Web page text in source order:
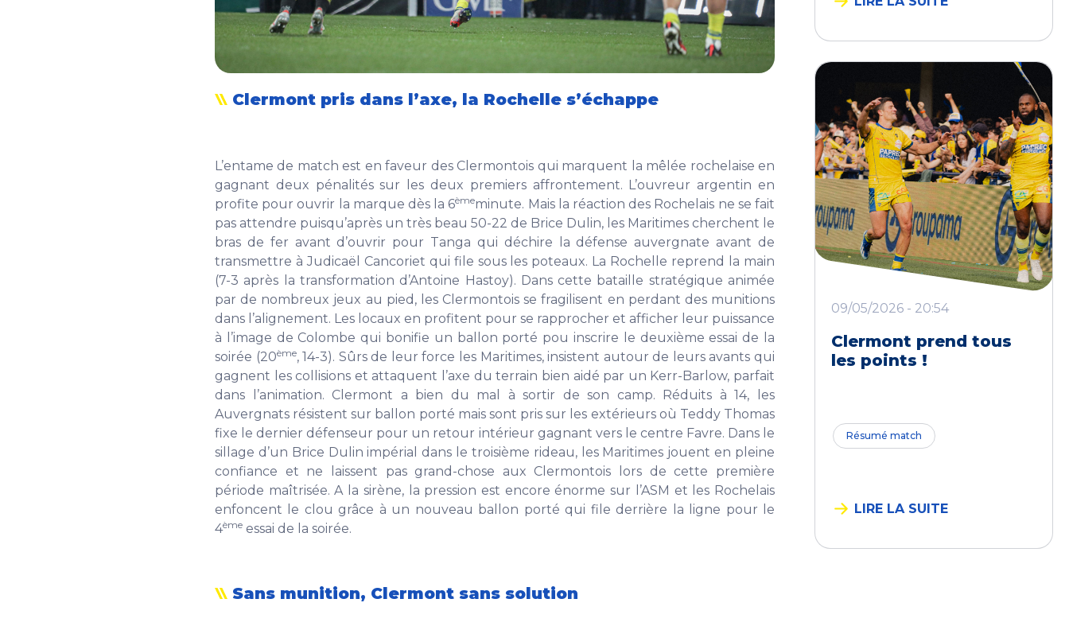
Clermont pris dans l’axe, la Rochelle s’échappe
L’entame de match est en faveur des Clermontois qui marquent la mêlée rochelaise en
gagnant deux pénalités sur les deux premiers affrontement. L’ouvreur argentin en
profite pour ouvrir la marque dès la 6èmeminute. Mais la réaction des Rochelais ne se fait
pas attendre puisqu’après un très beau 50-22 de Brice Dulin, les Maritimes cherchent le
bras de fer avant d’ouvrir pour Tanga qui déchire la défense auvergnate avant de
transmettre à Judicaël Cancoriet qui file sous les poteaux. La Rochelle reprend la main
(7-3 après la transformation d’Antoine Hastoy). Dans cette bataille stratégique animée
par de nombreux jeux au pied, les Clermontois se fragilisent en perdant des munitions
dans l’alignement. Les locaux en profitent pour se rapprocher et afficher leur puissance
à l’image de Colombe qui bonifie un ballon porté pou inscrire le deuxième essai de la
soirée (20ème, 14-3). Sûrs de leur force les Maritimes, insistent autour de leurs avants qui
gagnent les collisions et attaquent l’axe du terrain bien aidé par un Kerr-Barlow, parfait
dans l’animation. Clermont a bien du mal à sortir de son camp. Réduits à 14, les
Auvergnats résistent sur ballon porté mais sont pris sur les extérieurs où Teddy Thomas
fixe le dernier défenseur pour un retour intérieur gagnant vers le centre Favre. Dans le
sillage d’un Brice Dulin impérial dans le troisième rideau, les Maritimes jouent en pleine
confiance et ne laissent pas grand-chose aux Clermontois lors de cette première
période maîtrisée. A la sirène, la pression est encore énorme sur l’ASM et les Rochelais
enfoncent le clou grâce à un nouveau ballon porté qui file derrière la ligne pour le
4ème essai de la soirée.
Sans munition, Clermont sans solution
09/05/2026 - 20:54
Clermont prend tous
les points !
Résumé match
LIRE LA SUITE